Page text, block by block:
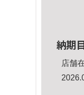
納期
店舗